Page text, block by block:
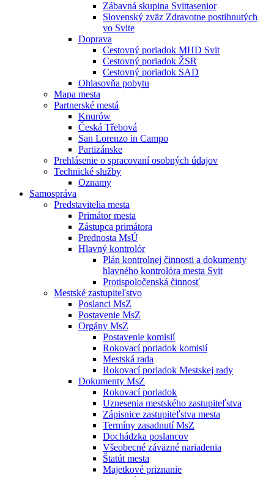
Zábavná skupina Svittasenior
Slovenský zväz Zdravotne postihnutých
vo Svite
Doprava
Cestovný poriadok MHD Svit
Cestovný poriadok ŽSR
Cestovný poriadok SAD
Ohlasovňa pobytu
Mapa mesta
Partnerské mestá
Knurów
Česká Třebová
San Lorenzo in Campo
Partizánske
Prehlásenie o spracovaní osobných údajov
Technické služby
Oznamy
Samospráva
Predstavitelia mesta
Primátor mesta
Zástupca primátora
Prednosta MsÚ
Hlavný kontrolór
Plán kontrolnej činnosti a dokumenty
hlavného kontrolóra mesta Svit
Protispoločenská činnosť
Mestské zastupiteľstvo
Poslanci MsZ
Postavenie MsZ
Orgány MsZ
Postavenie komisií
Rokovací poriadok komisií
Mestská rada
Rokovací poriadok Mestskej rady
Dokumenty MsZ
Rokovací poriadok
Uznesenia mestského zastupiteľstva
Zápisnice zastupiteľstva mesta
Termíny zasadnutí MsZ
Dochádzka poslancov
Všeobecné záväzné nariadenia
Štatút mesta
Majetkové priznanie